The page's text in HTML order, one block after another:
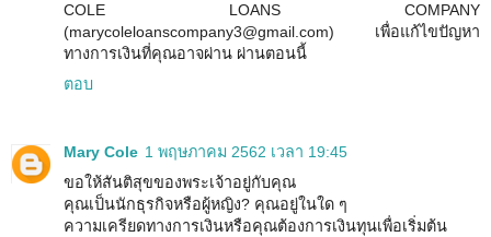
COLE LOANS COMPANY
(marycoleloanscompany3@gmail.com) เพื่อแก้ไขปัญหา
ทางการเงินที่คุณอาจผ่าน ผ่านตอนนี้
ตอบ
Mary Cole 1 พฤษภาคม 2562 เวลา 19:45
ขอให้สันติสุขของพระเจ้าอยู่กับคุณ
คุณเป็นนักธุรกิจหรือผู้หญิง? คุณอยู่ในใด ๆ
ความเครียดทางการเงินหรือคุณต้องการเงินทุนเพื่อเริ่มต้น